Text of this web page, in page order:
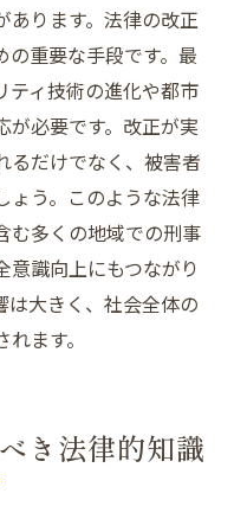
あります。法律の改正
の重要な手段です。最
ティ技術の進化や都市
が必要です。改正が実
るだけでなく、被害者
ょう。このような法律
む多くの地域での刑事
意識向上にもつながり
は大きく、社会全体の
ます。
き法律的知識